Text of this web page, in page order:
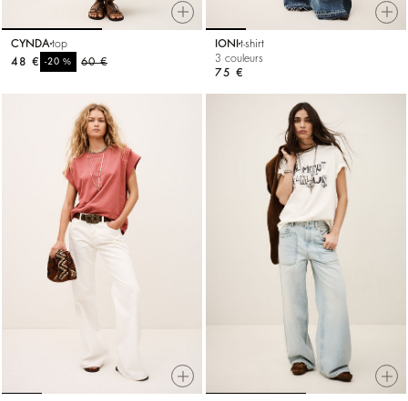
CYNDA top
60 €
-20%
48 €
IONI t-shirt
3 couleurs
75 €